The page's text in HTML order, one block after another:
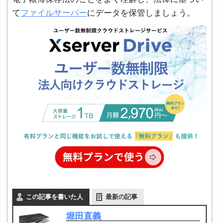
てファイルサーバーにデータを保管しましょう。
この記事を書いた人 最新の記事
堀田直義